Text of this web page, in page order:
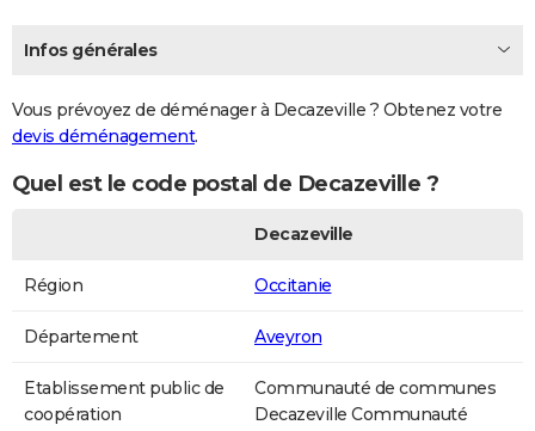
Infos générales
Vous prévoyez de déménager à Decazeville ? Obtenez votre
devis déménagement.
Quel est le code postal de Decazeville ?
Decazeville
Région Occitanie
Département Aveyron
Etablissement public de
coopération
Communauté de communes
Decazeville Communauté